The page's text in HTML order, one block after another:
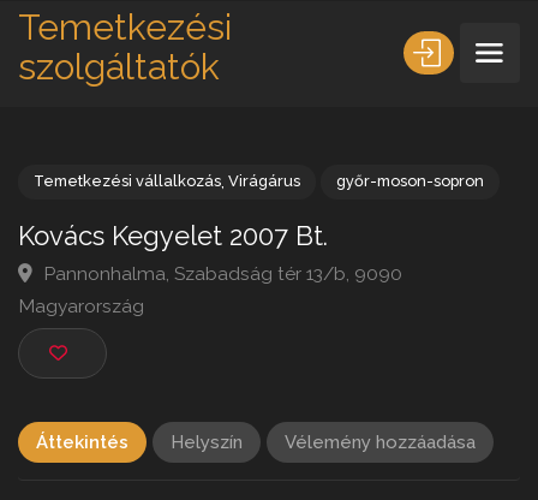
Temetkezési
szolgáltatók
Kovács Kegyelet 2007 Bt.
Pannonhalma, Szabadság tér 13/b, 9090
Magyarország
Áttekintés Helyszín Vélemény hozzáadása